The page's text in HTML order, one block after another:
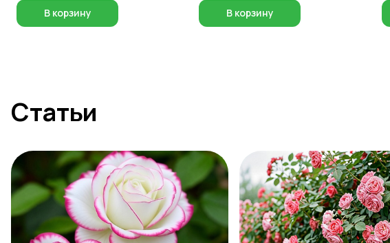
В корзину В корзину
Статьи